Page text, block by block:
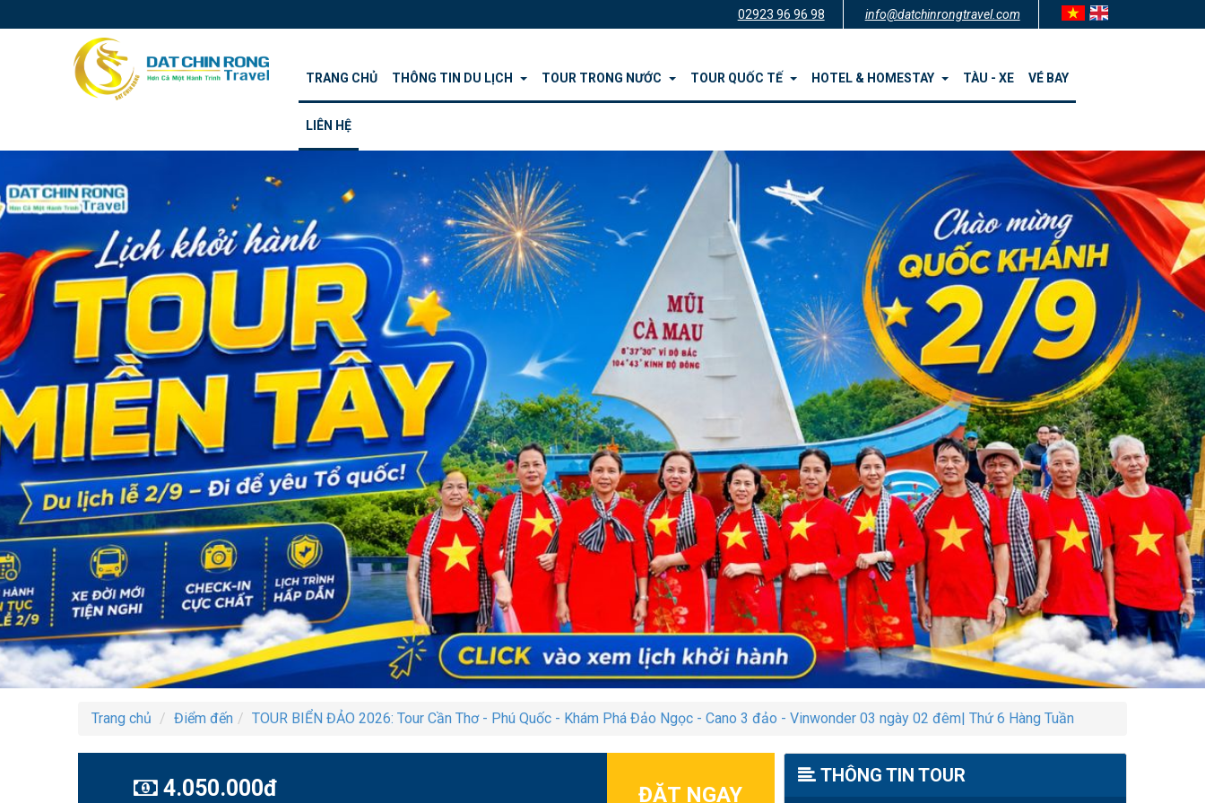
02923 96 96 98 info@datchinrongtravel.com
TRANG CHỦ THÔNG TIN DU LỊCH TOUR TRONG NƯỚC TOUR QUỐC TẾ HOTEL & HOMESTAY TÀU - XE VÉ BAY
LIÊN HỆ
Trang chủ Điểm đến TOUR BIỂN ĐẢO 2026: Tour Cần Thơ - Phú Quốc - Khám Phá Đảo Ngọc - Cano 3 đảo - Vinwonder 03 ngày 02 đêm| Thứ 6 Hàng Tuần
4.050.000đ ĐẶT NGAY
THÔNG TIN TOUR